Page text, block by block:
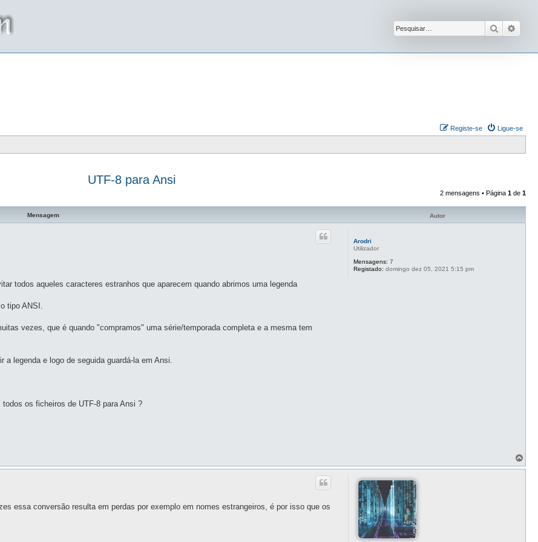
Pesquisar
Ligue-se
Registe-se
UTF-8 para Ansi
2 mensagens • Página 1 de 1
Mensagem Autor
Arodri
Utilizador
Mensagens: 7
Registado: domingo dez 05, 2021 5:15 pm
todos aqueles caracteres estranhos que aparecem quando abrimos uma legenda
tipo ANSI.
vezes, que é quando "compramos" uma série/temporada completa e a mesma tem
legenda e logo de seguida guardá-la em Ansi.
os ficheiros de UTF-8 para Ansi ?
o
essa conversão resulta em perdas por exemplo em nomes estrangeiros, é por isso que os